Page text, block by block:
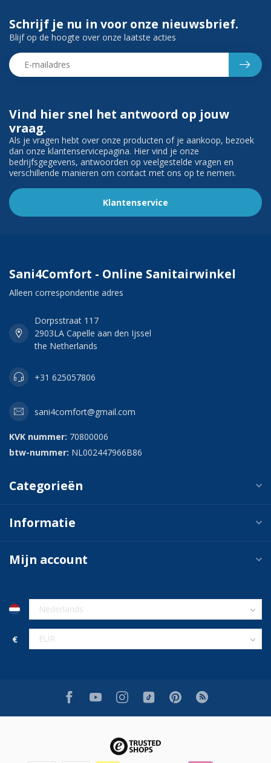
Vind hier snel het antwoord op jouw
vraag.
Als je vragen hebt over onze producten of je aankoop, bezoek
dan onze klantenservicepagina. Hier vind je onze
bedrijfsgegevens, antwoorden op veelgestelde vragen en
verschillende manieren om contact met ons op te nemen.
Klantenservice
Schrijf je nu in voor onze nieuwsbrief.
Blijf op de hoogte over onze laatste acties
Sani4Comfort - Online Sanitairwinkel
Alleen correspondentie adres
Dorpsstraat 117
2903LA Capelle aan den Ijssel
the Netherlands
+31 625057806
sani4comfort@gmail.com
KVK nummer: 70800006
btw-nummer: NL002447966B86
Categorieën
Informatie
Mijn account
€